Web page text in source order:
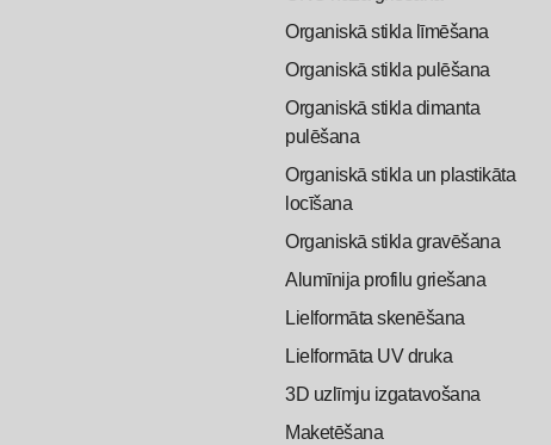
Organiskā stikla līmēšana
Organiskā stikla pulēšana
Organiskā stikla dimanta
pulēšana
Organiskā stikla un plastikāta
locīšana
Organiskā stikla gravēšana
Alumīnija profilu griešana
Lielformāta skenēšana
Lielformāta UV druka
3D uzlīmju izgatavošana
Maketēšana